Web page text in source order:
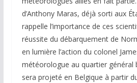
d’Anthony Maras, déjà sorti aux
rappelle l’importance de ces
réussite du débarquement de
en lumière l’action du colonel
météorologue au quartier général
sera projeté en Belgique à partir